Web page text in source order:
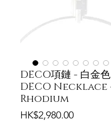
DECO項鏈 - 白金
DECO Necklace
Rhodium
HK$2,980.00Price